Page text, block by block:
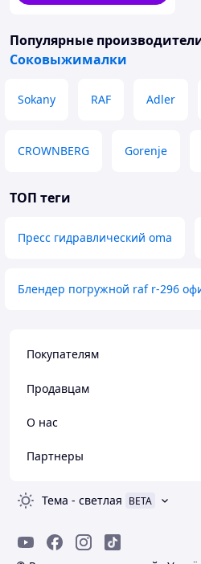
Популярные
Соковыжималки
Sokany RAF Adler
CROWNBERG Gorenje
ТОП теги
Пресс гидравлический oma
Блендер погружной raf r-296
Покупателям
Продавцам
О нас
Партнеры
Тема - светлая BETA